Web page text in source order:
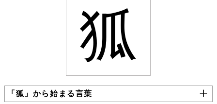
狐
「狐」から始まる言葉